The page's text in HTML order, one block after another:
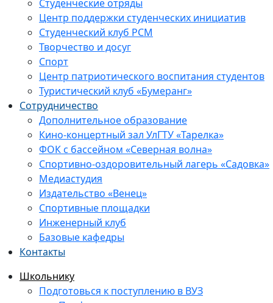
Студенческие отряды
Центр поддержки студенческих инициатив
Студенческий клуб РСМ
Творчество и досуг
Спорт
Центр патриотического воспитания студентов
Туристический клуб «Бумеранг»
Сотрудничество
Дополнительное образование
Кино-концертный зал УлГТУ «Тарелка»
ФОК с бассейном «Северная волна»
Спортивно-оздоровительный лагерь «Садовка»
Медиастудия
Издательство «Венец»
Спортивные площадки
Инженерный клуб
Базовые кафедры
Контакты
Школьнику
Подготовься к поступлению в ВУЗ